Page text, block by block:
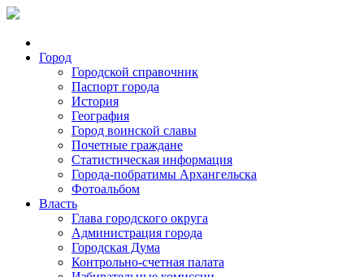
Город
Городской справочник
Паспорт города
История
География
Город воинской славы
Почетные граждане
Статистическая информация
Города-побратимы Архангельска
Фотоальбом
Власть
Глава городского округа
Администрация города
Городская Дума
Контрольно-счетная палата